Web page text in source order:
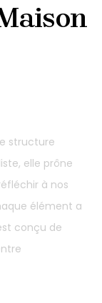
structure
elle prône
à nos
élément a
conçu de